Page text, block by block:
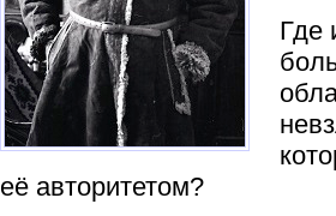
Где
её авторитетом?